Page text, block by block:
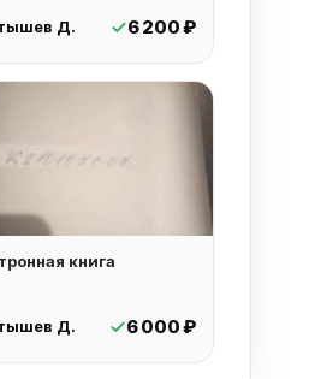
Д. 6 200 ₽
книга
Д. 6 000 ₽